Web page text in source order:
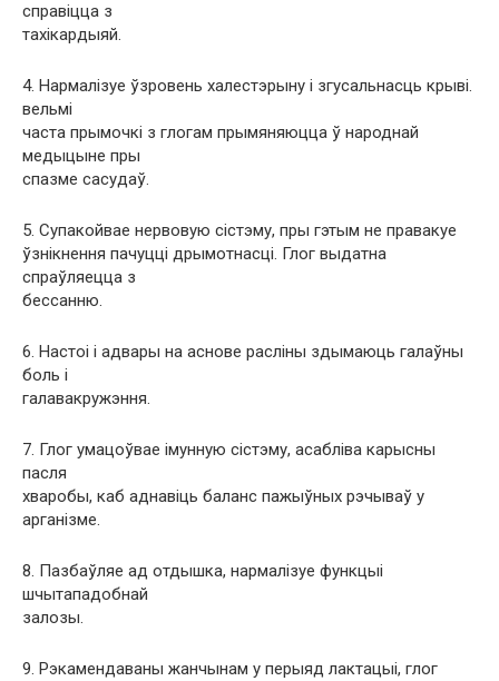
справіцца з
тахікардыяй.
4. Нармалізуе ўзровень халестэрыну і згусальнасць крыві.
вельмі
часта прымочкі з глогам прымяняюцца ў народнай
медыцыне пры
спазме сасудаў.
5. Супакойвае нервовую сістэму, пры гэтым не правакуе
ўзнікнення пачуцці дрымотнасці. Глог выдатна
спраўляецца з
бессанню.
6. Настоі і адвары на аснове расліны здымаюць галаўны
боль і
галавакружэння.
7. Глог умацоўвае імунную сістэму, асабліва карысны
пасля
хваробы, каб аднавіць баланс пажыўных рэчываў у
арганізме.
8. Пазбаўляе ад отдышка, нармалізуе функцыі
шчытападобнай
залозы.
9. Рэкамендаваны жанчынам у перыяд лактацыі, глог